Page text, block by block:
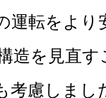
運転をよ
造を見直
考慮しまし